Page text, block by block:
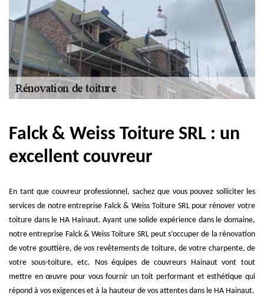
Falck & Weiss Toiture SRL : un
excellent couvreur
En tant que couvreur professionnel, sachez que vous pouvez solliciter les
services de notre entreprise Falck & Weiss Toiture SRL pour rénover votre
toiture dans le HA Hainaut. Ayant une solide expérience dans le domaine,
notre entreprise Falck & Weiss Toiture SRL peut s’occuper de la rénovation
de votre gouttière, de vos revêtements de toiture, de votre charpente, de
votre sous-toiture, etc. Nos équipes de couvreurs Hainaut vont tout
mettre en œuvre pour vous fournir un toit performant et esthétique qui
répond à vos exigences et à la hauteur de vos attentes dans le HA Hainaut.